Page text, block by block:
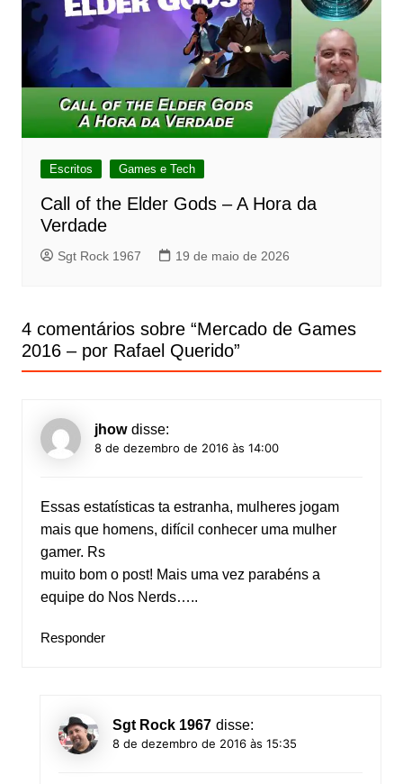
Escritos Games e Tech
Call of the Elder Gods – A Hora da
Verdade
Sgt Rock 1967 19 de maio de 2026
4 comentários sobre “Mercado de Games
2016 – por Rafael Querido”
jhow disse:
8 de dezembro de 2016 às 14:00
Essas estatísticas ta estranha, mulheres jogam
mais que homens, difícil conhecer uma mulher
gamer. Rs
muito bom o post! Mais uma vez parabéns a
equipe do Nos Nerds…..
Responder
Sgt Rock 1967 disse:
8 de dezembro de 2016 às 15:35